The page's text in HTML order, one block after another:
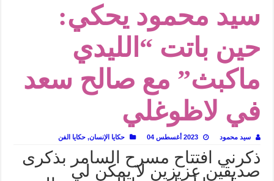
من سيرة «إيفان أجيلي» إلى نسيج الحكاية.. رحلة بسمة ناجي مع الكتابة والترجمة
من «أرشيف ريبليكا» إلى «ساحر أوز».. رحلة بسمة ناجي مع الترجمة (الجزء الأول)
من مطابخ الأسواق لـ«الدليفري».. كيف طهت المدن قديماً طعامها؟
“الرحالة العرب واكتشاف أوروبا”.. قراءة جديدة لبدايات “الاستغراب”
عوالم منصورة عز الدين.. حين يصبح الزمن بطل الرواية
الطعام في الحضارة الإسلامية.. تاريخ يُقرأ بالنكهات
يوم شاهدت زينات صدقي على المسرح وسرحت!
سيد محمود يحكي:
حين باتت “الليدي
ماكبث” مع صالح سعد
في لاظوغلي
سيد محمود 2023 أغسطس 04 حكايا الإنسان,حكايا الفن
ذكرني افتتاح مسرح السامر بذكرى
صديقين عزيزين لا يمكن لي